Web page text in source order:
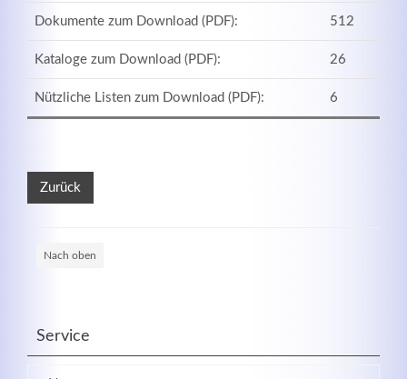
Dokumente zum Download (PDF): 512
Kataloge zum Download (PDF): 26
Nützliche Listen zum Download (PDF): 6
Zurück
Nach oben
Service
Modern & Simple
Lorem ipsum dolor sit amet, consectetuer adipiscing
elit. Aenean commodo ligula eget dolor.
MEHR INFOS
Herbert Lukaszewski